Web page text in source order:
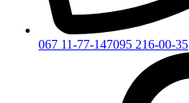
067 11-77-147095 216-00-35